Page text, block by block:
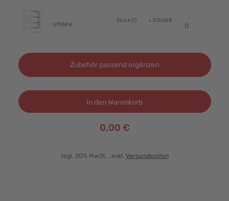
379,58 €
Stück (1) + 379,58 €
Zubehör passend ergänzen
In den Warenkorb
0,00 €
zzgl. 20% MwSt. , exkl. Versandkosten